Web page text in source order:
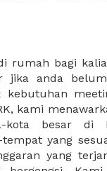
rumah bagi
jika anda
kebutuhan
kami
kota besar di
yang
yang
dirancang
serta ruang
membangun
anda terasa
fantastis